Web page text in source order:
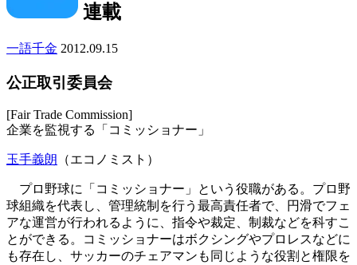
連載
一語千金 2012.09.15
公正取引委員会
[Fair Trade Commission]
企業を監視する「コミッショナー」
玉手義朗 （エコノミスト）
プロ野球に「コミッショナー」という役職がある。プロ野
球組織を代表し、管理統制を行う最高責任者で、円滑でフェ
アな運営が行われるように、指令や裁定、制裁などを科すこ
とができる。コミッショナーはボクシングやプロレスなどに
も存在し、サッカーのチェアマンも同じような役割と権限を